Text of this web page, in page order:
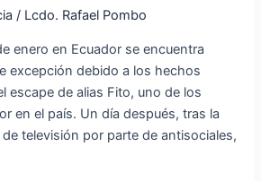
/ Lcdo. Rafael Pombo
enero en Ecuador se encuentra
excepción debido a los hechos
escape de alias Fito, uno de los
en el país. Un día después, tras la
televisión por parte de antisociales,